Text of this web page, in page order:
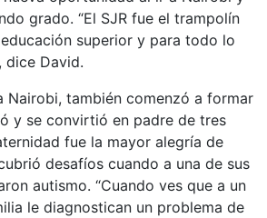
grado. “El SJR fue el trampolín
superior y para todo lo
dice David.
Nairobi, también comenzó a formar
y se convirtió en padre de tres
fue la mayor alegría de
desafíos cuando a una de sus
autismo. “Cuando ves que a un
le diagnostican un problema de